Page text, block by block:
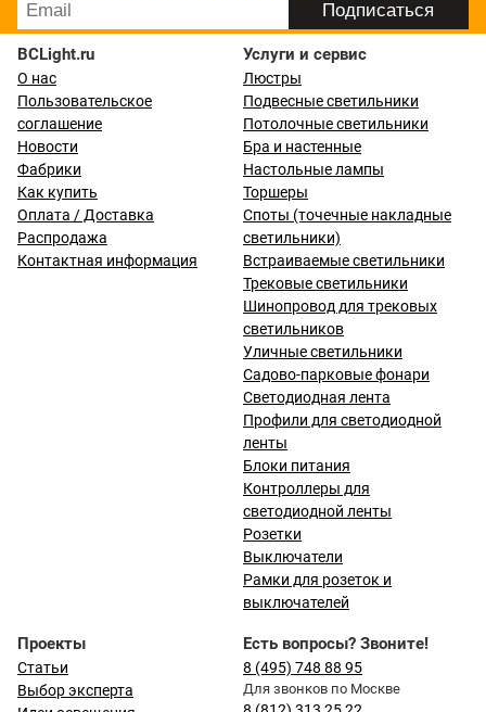
BCLight.ru
О нас
Пользовательское
соглашение
Новости
Фабрики
Как купить
Оплата / Доставка
Распродажа
Контактная информация
Услуги и сервис
Люстры
Подвесные светильники
Потолочные светильники
Бра и настенные
Настольные лампы
Торшеры
Споты (точечные накладные
светильники)
Встраиваемые светильники
Трековые светильники
Шинопровод для трековых
светильников
Уличные светильники
Садово-парковые фонари
Светодиодная лента
Профили для светодиодной
ленты
Блоки питания
Контроллеры для
светодиодной ленты
Розетки
Выключатели
Рамки для розеток и
выключателей
Проекты
Статьи
Выбор эксперта
Есть вопросы? Звоните!
8 (495) 748 88 95
Для звонков по Москве